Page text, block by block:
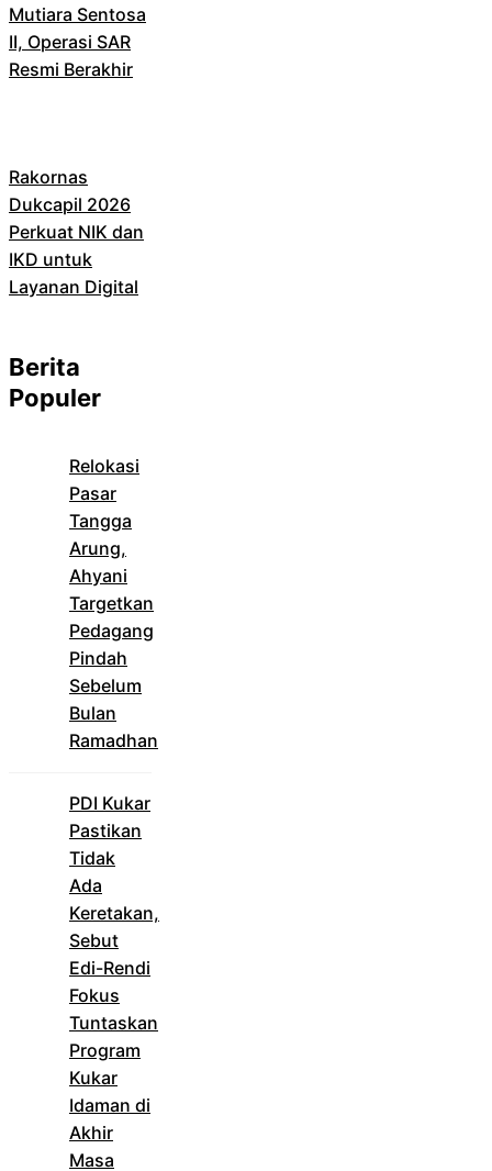
Mutiara Sentosa
II, Operasi SAR
Resmi Berakhir
Rakornas
Dukcapil 2026
Perkuat NIK dan
IKD untuk
Layanan Digital
Berita
Populer
Relokasi
Pasar
Tangga
Arung,
Ahyani
Targetkan
Pedagang
Pindah
Sebelum
Bulan
Ramadhan
PDI Kukar
Pastikan
Tidak
Ada
Keretakan,
Sebut
Edi-Rendi
Fokus
Tuntaskan
Program
Kukar
Idaman di
Akhir
Masa